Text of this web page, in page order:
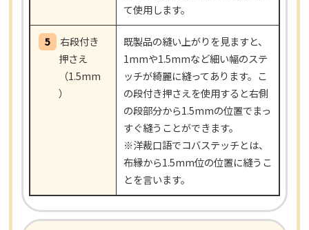
て使用します。
5
右段付き
押さえ
（1.5mm
）
既製品の縫い上がりを見ますと、
1mmや1.5mmなど細い幅のステ
ッチが綺麗に縫ってあります。こ
の段付き押さえを使用すると右側
の段部分から1.5mmの位置でまっ
すぐ縫うことができます。
※洋裁口語でコバステッチとは、
布縁から1.5mm位の位置に縫うこ
とを言います。